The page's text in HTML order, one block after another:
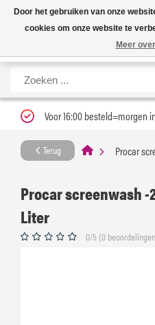
Nieuwe levertijd: 1 tot 3 werkdagen |
Carfume met
Voor 16:00 besteld=morgen
Terug Procar
Procar screenwash -
Liter
0/5 (0
Door het gebruiken van onze
cookies om onze website te
Meer